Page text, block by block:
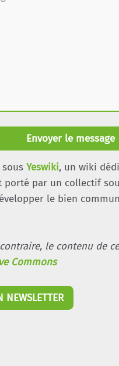
Envoyer le message
sous Yeswiki, un wiki
porté par un collectif
le bien
le contenu de
Commons
NEWSLETTER